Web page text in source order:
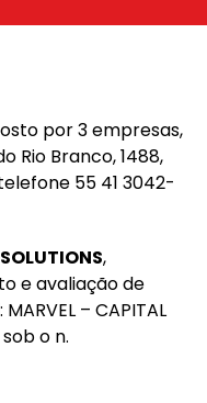
por 3 empresas,
Rio Branco, 1488,
55 41 3042-
,
e avaliação de
– CAPITAL
o n.